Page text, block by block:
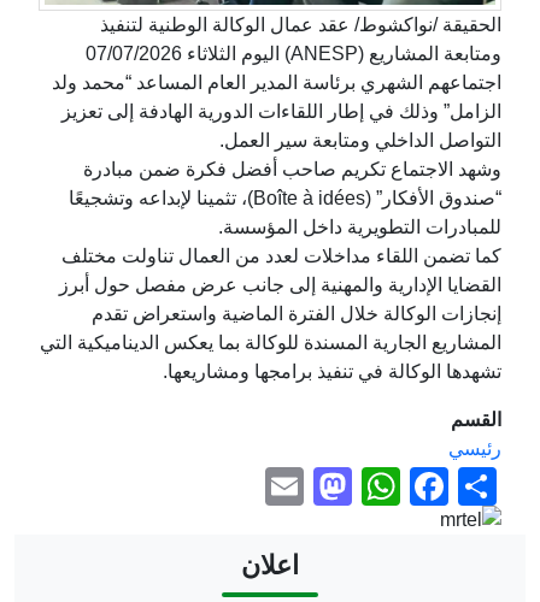
الحقيقة /نواكشوط/ عقد عمال الوكالة الوطنية لتنفيذ
ومتابعة المشاريع (ANESP) اليوم الثلاثاء 07/07/2026
اجتماعهم الشهري برئاسة المدير العام المساعد “محمد ولد
الزامل” وذلك في إطار اللقاءات الدورية الهادفة إلى تعزيز
التواصل الداخلي ومتابعة سير العمل.
وشهد الاجتماع تكريم صاحب أفضل فكرة ضمن مبادرة
“صندوق الأفكار” (Boîte à idées)، تثمينا لإبداعه وتشجيعًا
للمبادرات التطويرية داخل المؤسسة.
كما تضمن اللقاء مداخلات لعدد من العمال تناولت مختلف
القضايا الإدارية والمهنية إلى جانب عرض مفصل حول أبرز
إنجازات الوكالة خلال الفترة الماضية واستعراض تقدم
المشاريع الجارية المسندة للوكالة بما يعكس الديناميكية التي
تشهدها الوكالة في تنفيذ برامجها ومشاريعها.
القسم
رئيسي
Share
Facebook
WhatsApp
Mastodon
Image
اعلان